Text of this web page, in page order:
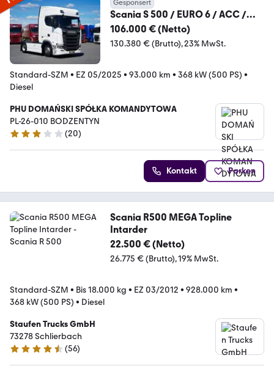
Gesponsert
Scania S 500 / EURO 6 / ACC /
RETARDER / PEŁNA OPCJA /
106.000 € (Netto)
130.380 € (Brutto) 23% MwSt.
Standard-SZM • EZ 05/2025 • 93.000 km • 368 kW (500 PS) •
Diesel
PHU DOMAŃSKI SPÓŁKA KOMANDYTOWA
PL-26-010 BODZENTYN
3 Sterne
(20)
Kontakt Parken
Scania R500 MEGA Topline
Intarder
22.500 € (Netto)
26.775 € (Brutto) 19% MwSt.
Standard-SZM • Bis 18.000 kg • EZ 03/2012 • 928.000 km •
368 kW (500 PS) • Diesel
Staufen Trucks GmbH
73278 Schlierbach
4.7 Sterne
(56)